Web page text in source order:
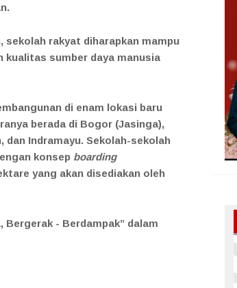
sekolah rakyat diharapkan mampu
kualitas sumber daya manusia
di enam lokasi baru
berada di Bogor (Jasinga),
dan Indramayu. Sekolah-sekolah
konsep boarding
yang akan disediakan oleh
Bergerak - Berdampak” dalam